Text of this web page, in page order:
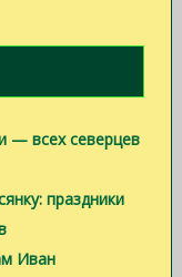
— всех северцев
праздники
Иван